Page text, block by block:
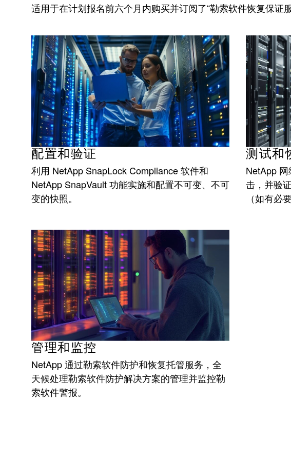
适用于在计划报名前六个月内购买并订阅了“勒索软件恢复保证
配置和验证
利用 NetApp SnapLock Compliance 软件和
NetApp SnapVault 功能实施和配置不可变、不可
变的快照。
测试和
NetApp
击，并验
（如有必
管理和监控
NetApp 通过勒索软件防护和恢复托管服务，全
天候处理勒索软件防护解决方案的管理并监控勒
索软件警报。